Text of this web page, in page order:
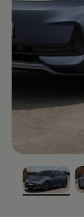
, 1 von 3